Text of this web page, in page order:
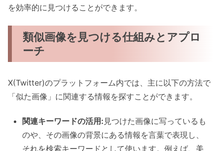
を効率的に見つけることができます。
類似画像を見つける仕組みとアプロ
ーチ
X(Twitter)のプラットフォーム内では、主に以下の方法で
「似た画像」に関連する情報を探すことができます。
関連キーワードの活用: 見つけた画像に写っているも
のや、その画像の背景にある情報を言葉で表現し、
それを検索キーワードとして使います。例えば、美